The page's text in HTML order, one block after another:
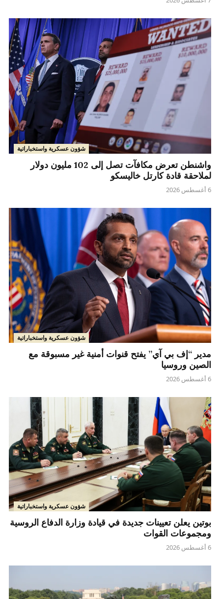
شؤون عسكرية واستخباراتية
واشنطن تعرض مكافآت تصل إلى 102 مليون دولار
لملاحقة قادة كارتل خاليسكو
6 أغسطس 2026
شؤون عسكرية واستخباراتية
مدير “إف بي آي” يفتح قنوات أمنية غير مسبوقة مع
الصين وروسيا
6 أغسطس 2026
شؤون عسكرية واستخباراتية
بوتين يعلن تعيينات جديدة في قيادة وزارة الدفاع الروسية
ومجموعات القوات
6 أغسطس 2026